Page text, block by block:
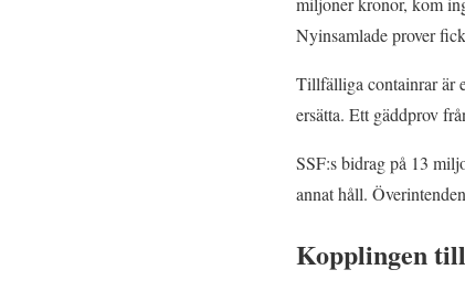
Nyinsamlade prover
Tillfälliga containrar är
ersätta. Ett gäddprov
SSF:s bidrag på 13
annat håll.
Kopplingen